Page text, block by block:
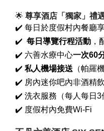
🌟 尊享酒店「獨家」禮
✔️ 每日於度假村內餐廳
✔️ 每日導覽行程活動，
✔️ 六善水療中心一次60
✔️ 私人機場接送 （帕羅
✔️ 房內迷你吧內非酒精
✔️ 洗衣服務（每人每日3
✔️ 度假村內免費Wi-Fi